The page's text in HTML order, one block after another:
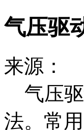
气压驱
来源：
气压驱
法。常